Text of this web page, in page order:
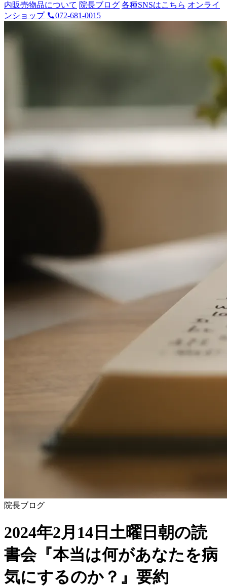
内販売物品について 院長ブログ 各種SNSはこちら オンライ
ンショップ
072-681-0015
院長ブログ
2024年2月14日土曜日朝の読
書会『本当は何があなたを病
気にするのか？』要約